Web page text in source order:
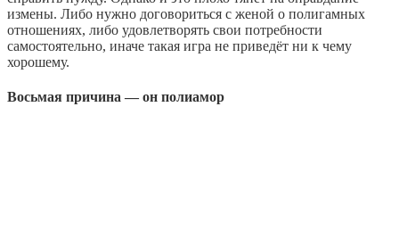
измены. Либо нужно договориться с женой о полигамных
отношениях, либо удовлетворять свои потребности
самостоятельно, иначе такая игра не приведёт ни к чему
хорошему.
Восьмая причина — он полиамор